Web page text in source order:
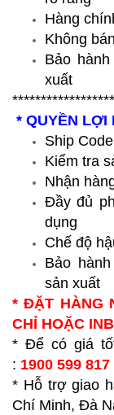
Hàng
Không
Bảo
xuất
* QUYỀN LỢI
Ship
Kiểm tra
Nhận
Đầy đủ
dụng
Chế độ
Bảo
sản xuất
* ĐẶT HÀNG
CHỈ HOẶC
* Để có giá
: 1900 599 817
* Hỗ trợ giao
Chí Minh, Đà